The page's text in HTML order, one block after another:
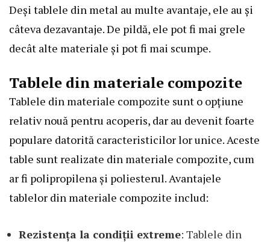
Deși tablele din metal au multe avantaje, ele au și
câteva dezavantaje. De pildă, ele pot fi mai grele
decât alte materiale și pot fi mai scumpe.
Tablele din materiale compozite
Tablele din materiale compozite sunt o opțiune
relativ nouă pentru acoperis, dar au devenit foarte
populare datorită caracteristicilor lor unice. Aceste
table sunt realizate din materiale compozite, cum
ar fi polipropilena și poliesterul. Avantajele
tablelor din materiale compozite includ:
Rezistența la condiții extreme: Tablele din